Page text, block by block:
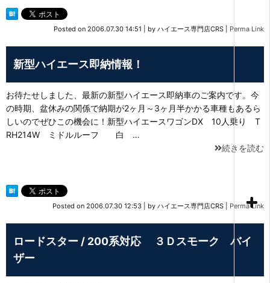
Posted on 2006.07.30 14:51 by ハイエース専門店CRS Perma Link
新型ハイエース即納情報！
お待たせしました、最新の新型ハイエース即納車のご案内です。今
の時期、盆休みの関係で納期が2ヶ月～3ヶ月半かかる車種もあるら
しいのでぜひこの機会に！新型ハイエースワゴンDX 10人乗り T
RH214W ミドルルーフ 白 …
続きを読む
Posted on 2006.07.30 12:53 by ハイエース専門店CRS Perma Link
ロードスター / 200系対応 ３Ｄスモーク バイ
ザー